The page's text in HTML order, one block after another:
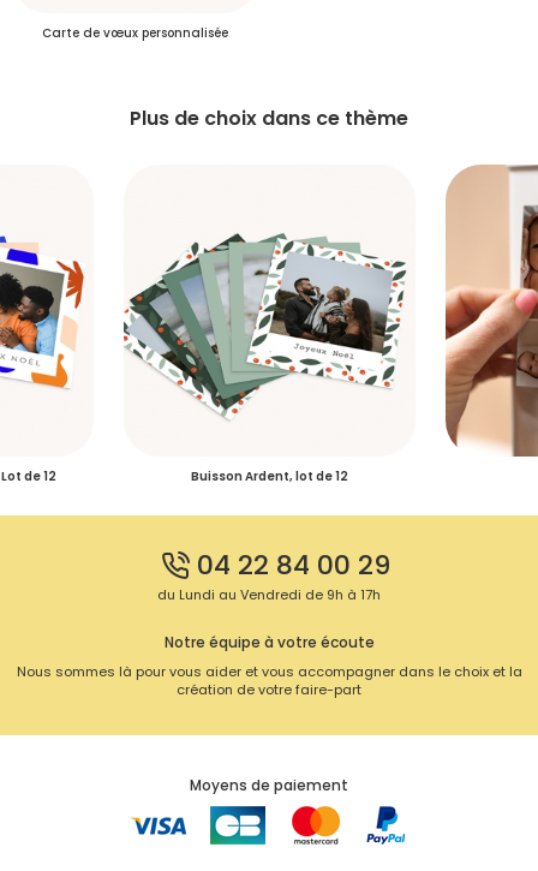
S'inscrire
option n’est disponible que sur certains modèles.
Carte de vœux personnalisée
Plus de choix dans ce thème
de 12 Buisson Ardent, lot de 12
04 22 84 00 29
du Lundi au Vendredi de 9h à 17h
Notre équipe à votre écoute
Nous sommes là pour vous aider et vous accompagner dans le choix et la
création de votre faire-part
Moyens de paiement